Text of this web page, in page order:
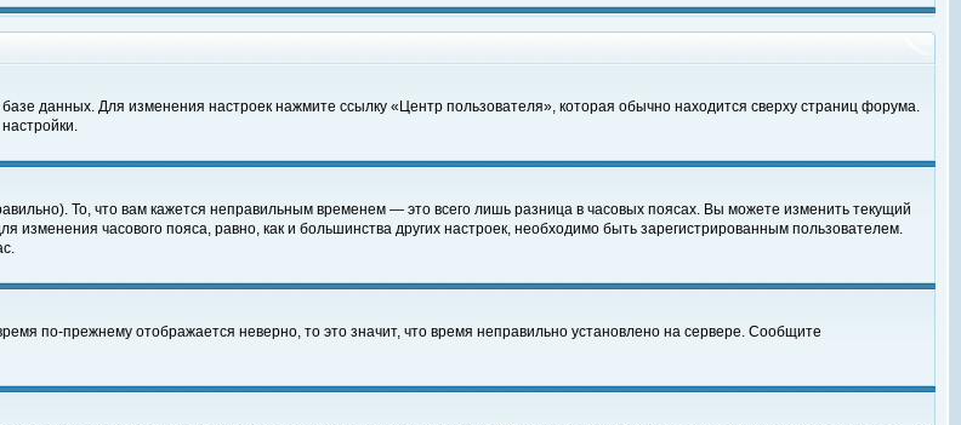
данных. Для изменения настроек нажмите ссылку «Центр пользователя», которая обычно находится сверху страниц форума.
То, что вам кажется неправильным временем — это всего лишь разница в часовых поясах. Вы можете изменить текущий
изменения часового пояса, равно, как и большинства других настроек, необходимо быть зарегистрированным пользователем.
по-прежнему отображается неверно, то это значит, что время неправильно установлено на сервере. Сообщите